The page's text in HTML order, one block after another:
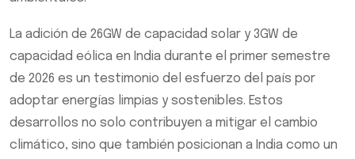
La adición de 26GW de capacidad solar y 3GW de
capacidad eólica en India durante el primer semestre
de 2026 es un testimonio del esfuerzo del país por
adoptar energías limpias y sostenibles. Estos
desarrollos no solo contribuyen a mitigar el cambio
climático, sino que también posicionan a India como un